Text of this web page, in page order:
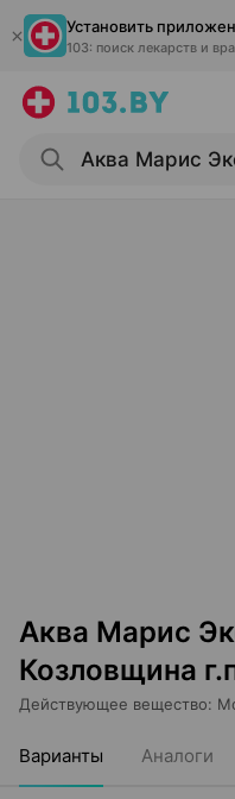
Установить
103: поиск лекарств и
Аква Марис
Козловщина
Действующее вещество:
Варианты Аналоги